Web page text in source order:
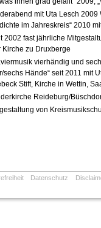
mit Uta Lesch
im Jahreskreis“ 2010
2002 fast jährliche
Kirche zu Druxberge
vierhändig und
sechs Hände“ seit 2011 mit
Stift, Kirche in Wettin,
Reideburg/
von
Datenschutz